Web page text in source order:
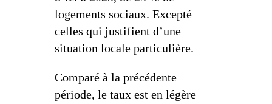
logements sociaux. Excepté
celles qui justifient d’une
situation locale particulière.
Comparé à la précédente
période, le taux est en légère